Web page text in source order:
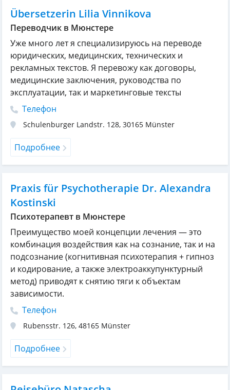
Übersetzerin Lilia Vinnikova
Переводчик в Мюнстере
Уже много лет я специализируюсь на переводе
юридических, медицинских, технических и
рекламных текстов. Я перевожу как договоры,
медицинские заключения, руководства по
эксплуатации, так и маркетинговые тексты
Телефон
Schulenburger Landstr. 128, 30165 Münster
Подробнее
Praxis für Psychotherapie Dr. Alexandra
Kostinski
Психотерапевт в Мюнстере
Преимущество моей концепции лечения — это
комбинация воздействия как на сознание, так и на
подсознание (когнитивная психотерапия + гипноз
и кодирование, а также электроаккупунктурный
метод) приводят к снятию тяги к объектам
зависимости.
Телефон
Rubensstr. 126, 48165 Münster
Подробнее